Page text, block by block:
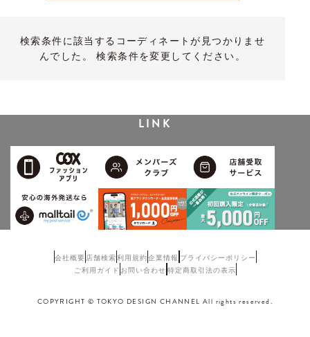
検索条件に該当するコーディネートが見つかりませ
んでした。 検索条件を変更してください。
LINK
会社概要 店舗検索利用規約企業情報 プライバシーポリシー
ご利用ガイド お問い合わせ 特定商取引法の表示
COPYRIGHT © TOKYO DESIGN CHANNEL All rights reserved.